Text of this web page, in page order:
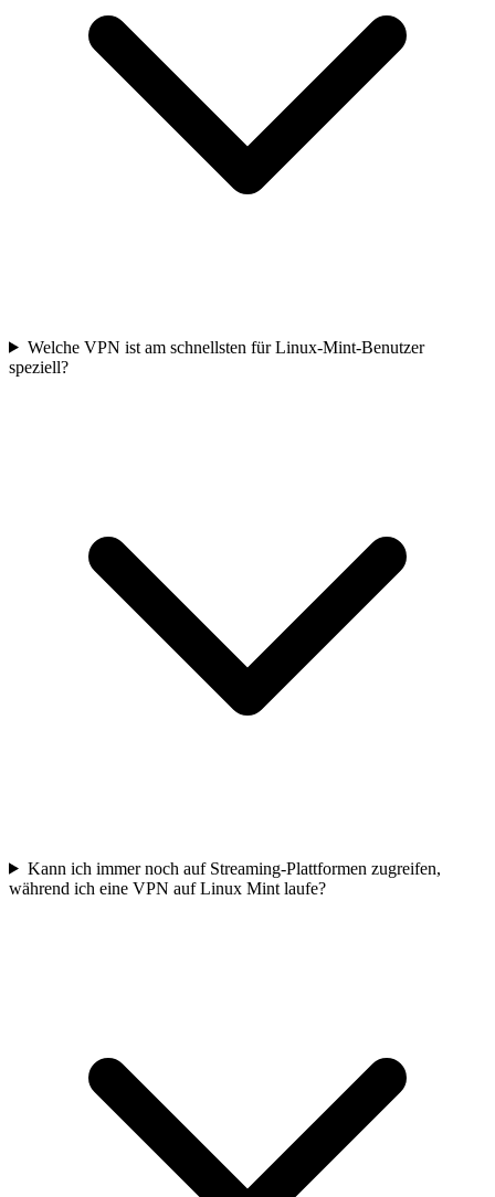
Welche VPN ist am schnellsten für Linux-Mint-Benutzer
speziell?
Kann ich immer noch auf Streaming-Plattformen zugreifen,
während ich eine VPN auf Linux Mint laufe?